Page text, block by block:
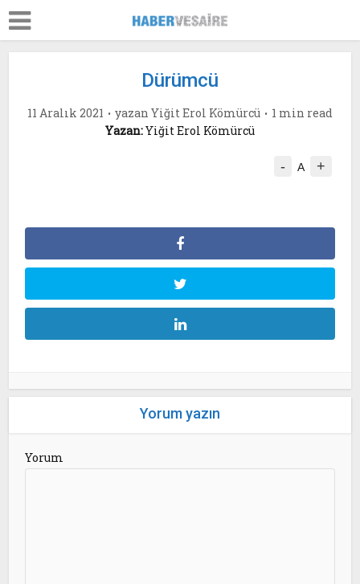
Dürümcü
11 Aralık 2021 yazan Yiğit Erol Kömürcü
1 min read
Yazan:Yiğit Erol Kömürcü
- A +
Yorum yazın
Yorum